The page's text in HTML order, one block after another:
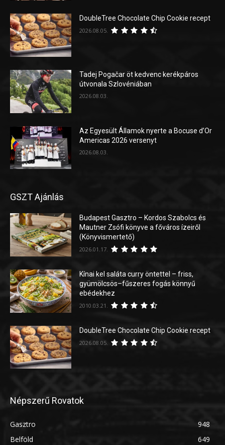
DoubleTree Chocolate Chip Cookie recept
2026.08.05.
Tadej Pogačar öt kedvenc kerékpáros
útvonala Szlovéniában
2026.08.03.
Az Egyesült Államok nyerte a Bocuse d’Or
Americas 2026 versenyt
2026.08.03.
GSZT Ajánlás
Budapest Gasztro – Kordos Szabolcs és
Mautner Zsófi könyve a főváros ízeiről
(Könyvismertető)
2026.01.17.
Kínai kel saláta curry öntettel – friss,
gyümölcsös–fűszeres fogás könnyű
ebédekhez
2010.03.21.
DoubleTree Chocolate Chip Cookie recept
2026.08.05.
Népszerű Rovatok
Gasztro
948
Belföld
649